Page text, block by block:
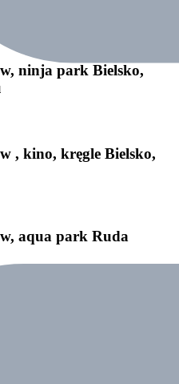
ninja park Bielsko,
, kino, kręgle Bielsko,
aqua park Ruda
ścianka wspinaczkowa